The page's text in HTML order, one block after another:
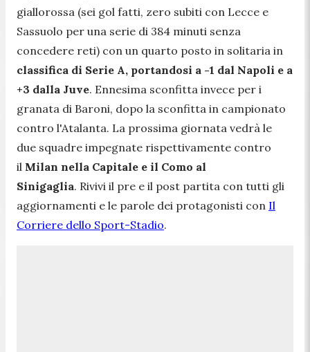
giallorossa (sei gol fatti, zero subiti con Lecce e
Sassuolo per una serie di 384 minuti senza
concedere reti) con un quarto posto in solitaria in
classifica di Serie A, portandosi a -1 dal Napoli e a
+3 dalla Juve. Ennesima sconfitta invece per i
granata di Baroni, dopo la sconfitta in campionato
contro l'Atalanta. La prossima giornata vedrà le
due squadre impegnate rispettivamente contro
il Milan nella Capitale e il Como al
Sinigaglia. Rivivi il pre e il post partita con tutti gli
aggiornamenti e le parole dei protagonisti con Il
Corriere dello Sport-Stadio.